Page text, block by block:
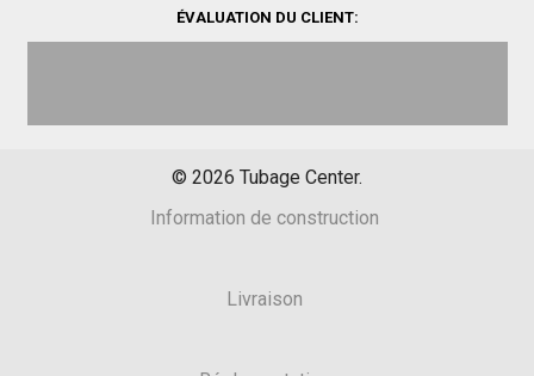
ÉVALUATION DU CLIENT:
© 2026 Tubage Center.
Information de construction
Livraison